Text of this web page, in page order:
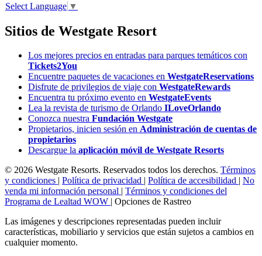
Select Language ▼
Sitios de Westgate Resort
Los mejores precios en entradas para parques temáticos con
Tickets2You
Encuentre paquetes de vacaciones en WestgateReservations
Disfrute de privilegios de viaje con WestgateRewards
Encuentra tu próximo evento en WestgateEvents
Lea la revista de turismo de Orlando ILoveOrlando
Conozca nuestra Fundación Westgate
Propietarios, inicien sesión en Administración de cuentas de
propietarios
Descargue la aplicación móvil de Westgate Resorts
© 2026 Westgate Resorts. Reservados todos los derechos. Términos
y condiciones | Política de privacidad | Política de accesibilidad | No
venda mi información personal | Términos y condiciones del
Programa de Lealtad WOW | Opciones de Rastreo
Las imágenes y descripciones representadas pueden incluir
características, mobiliario y servicios que están sujetos a cambios en
cualquier momento.